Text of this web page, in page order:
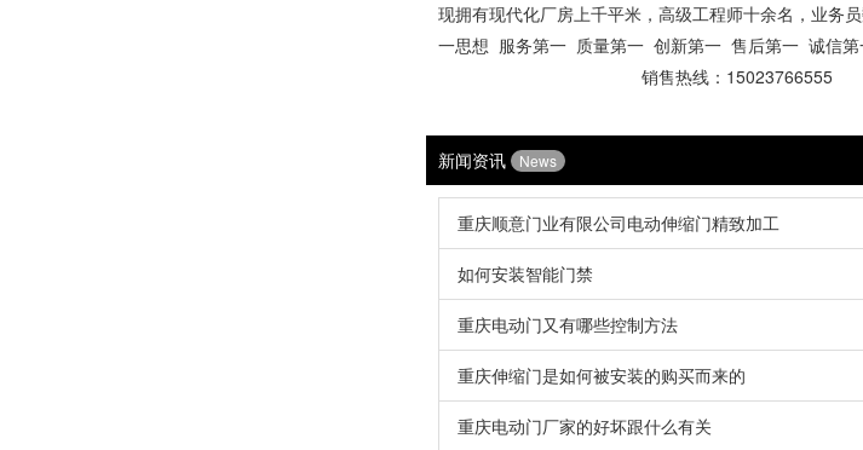
现拥有现代化厂房上千平米，高级工程师十余名，业务
一思想 服务第一 质量第一 创新第一 售后第一 诚信
销售热线：15023766555
新闻资讯 News
重庆顺意门业有限公司电动伸缩门精致加工
如何安装智能门禁
重庆电动门又有哪些控制方法
重庆伸缩门是如何被安装的购买而来的
重庆电动门厂家的好坏跟什么有关